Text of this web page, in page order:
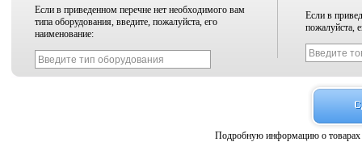
Если в приведенном перечне нет необходимого вам
типа оборудования, введите, пожалуйста, его
наименование:
Если в
пожалуйста,
Подробную информацию о товарах